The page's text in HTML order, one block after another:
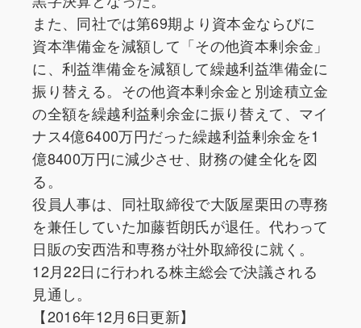
また、同社では第69期より資本金ならびに
資本準備金を減額して「その他資本剰余金」
に、利益準備金を減額して繰越利益準備金に
振り替える。その他資本剰余金と別途積立金
の全額を繰越利益剰余金に振り替えて、マイ
ナス4億6400万円だった繰越利益剰余金を1
億8400万円に減少させ、財務の健全化を図
る。
役員人事は、同社取締役で大阪屋栗田の専務
を兼任していた加藤哲朗氏が退任。代わって
日販の安西浩和専務が社外取締役に就く。
12月22日に行われる株主総会で決議される
見通し。
【2016年12月6日更新】